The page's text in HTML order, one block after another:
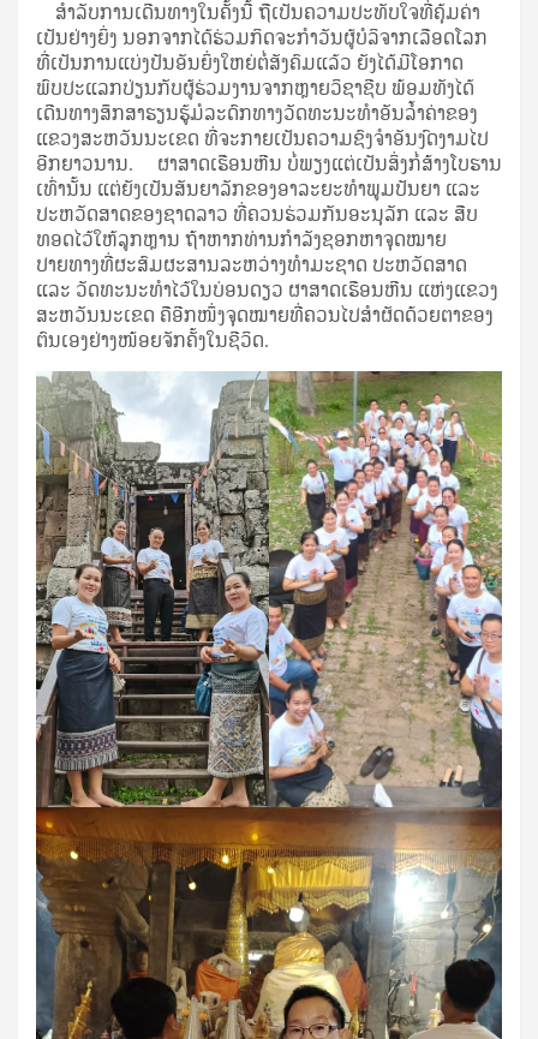
ສໍາລັບການເດີນທາງໃນຄັ້ງນີ້ ຖືເປັນຄວາມປະທັບໃຈທີ່ຄຸ້ມຄ່າ
ເປັນຢ່າງຍິ່ງ ນອກຈາກໄດ້ຮ່ວມກິດຈະກຳວັນຜູ້ບໍລິຈາກເລືອດໂລກ
ທີ່ເປັນການແບ່ງປັນອັນຍິ່ງໃຫຍ່ຕໍ່ສັງຄົມແລ້ວ ຍັງໄດ້ມີໂອກາດ
ພົບປະແລກປ່ຽນກັບຜູ້ຮ່ວມງານຈາກຫຼາຍວິຊາຊີບ ພ້ອມທັງໄດ້
ເດີນທາງສຶກສາຮຽນຮູ້ມໍລະດົກທາງວັດທະນະທຳອັນລໍ້າຄ່າຂອງ
ແຂວງສະຫວັນນະເຂດ ທີ່ຈະກາຍເປັນຄວາມຊົງຈຳອັນງົດງາມໄປ
ອີກຍາວນານ. ຜາສາດເຮືອນຫີນ ບໍ່ພຽງແຕ່ເປັນສິ່ງກໍ່ສ້າງໂບຮານ
ເທົ່ານັ້ນ ແຕ່ຍັງເປັນສັນຍາລັກຂອງອາລະຍະທໍາພູມປັນຍາ ແລະ
ປະຫວັດສາດຂອງຊາດລາວ ທີ່ຄວນຮ່ວມກັນອະນຸລັກ ແລະ ສືບ
ທອດໄວ້ໃຫ້ລູກຫຼານ ຖ້າຫາກທ່ານກຳລັງຊອກຫາຈຸດໝາຍ
ປາຍທາງທີ່ຜະສົມຜະສານລະຫວ່າງທຳມະຊາດ ປະຫວັດສາດ
ແລະ ວັດທະນະທຳໄວ້ໃນບ່ອນດຽວ ຜາສາດເຮືອນຫີນ ແຫ່ງແຂວງ
ສະຫວັນນະເຂດ ຄືອີກໜຶ່ງຈຸດໝາຍທີ່ຄວນໄປສຳຜັດດ້ວຍຕາຂອງ
ຕົນເອງຢ່າງໜ້ອຍຈັກຄັ້ງໃນຊີວິດ.